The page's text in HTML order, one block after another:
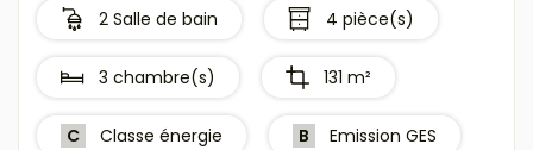
2 Salle de bain 4 pièce(s)
3 chambre(s) 131 m²
C Classe énergie B Emission GES